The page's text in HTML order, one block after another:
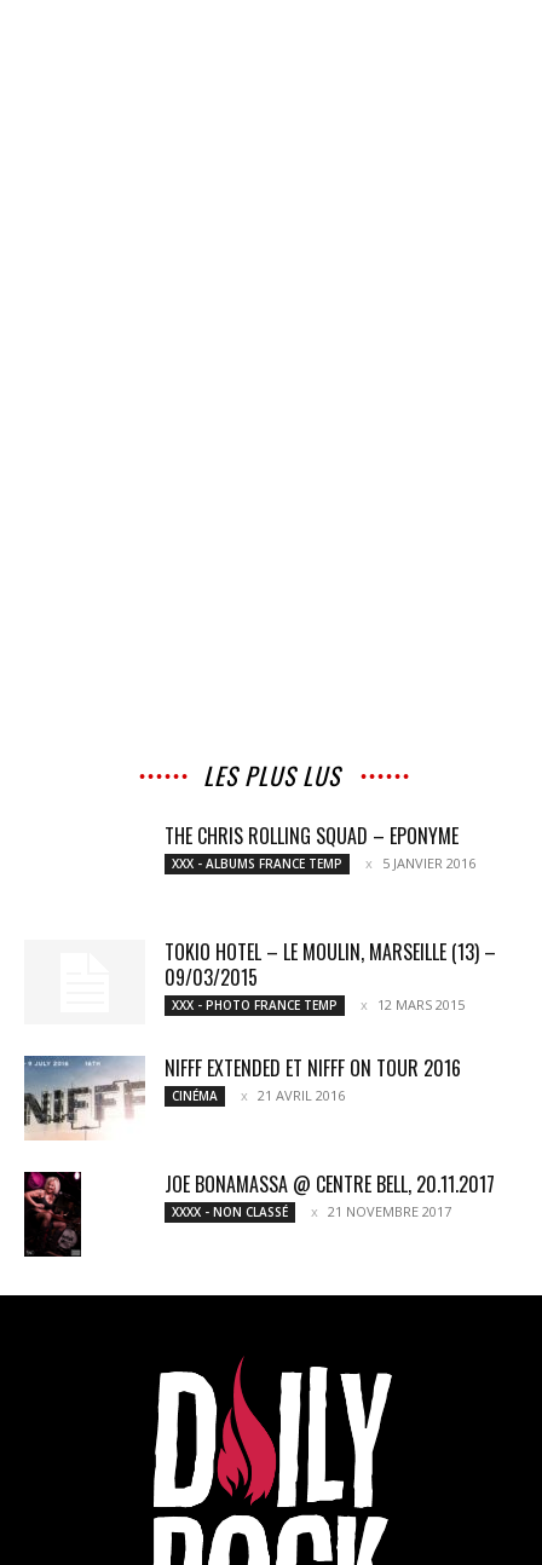
LES PLUS LUS
THE CHRIS ROLLING SQUAD – EPONYME
XXX - ALBUMS FRANCE TEMP 5 JANVIER 2016
TOKIO HOTEL – LE MOULIN, MARSEILLE (13) –
09/03/2015
XXX - PHOTO FRANCE TEMP 12 MARS 2015
NIFFF EXTENDED ET NIFFF ON TOUR 2016
CINÉMA 21 AVRIL 2016
JOE BONAMASSA @ CENTRE BELL, 20.11.2017
XXXX - NON CLASSÉ 21 NOVEMBRE 2017